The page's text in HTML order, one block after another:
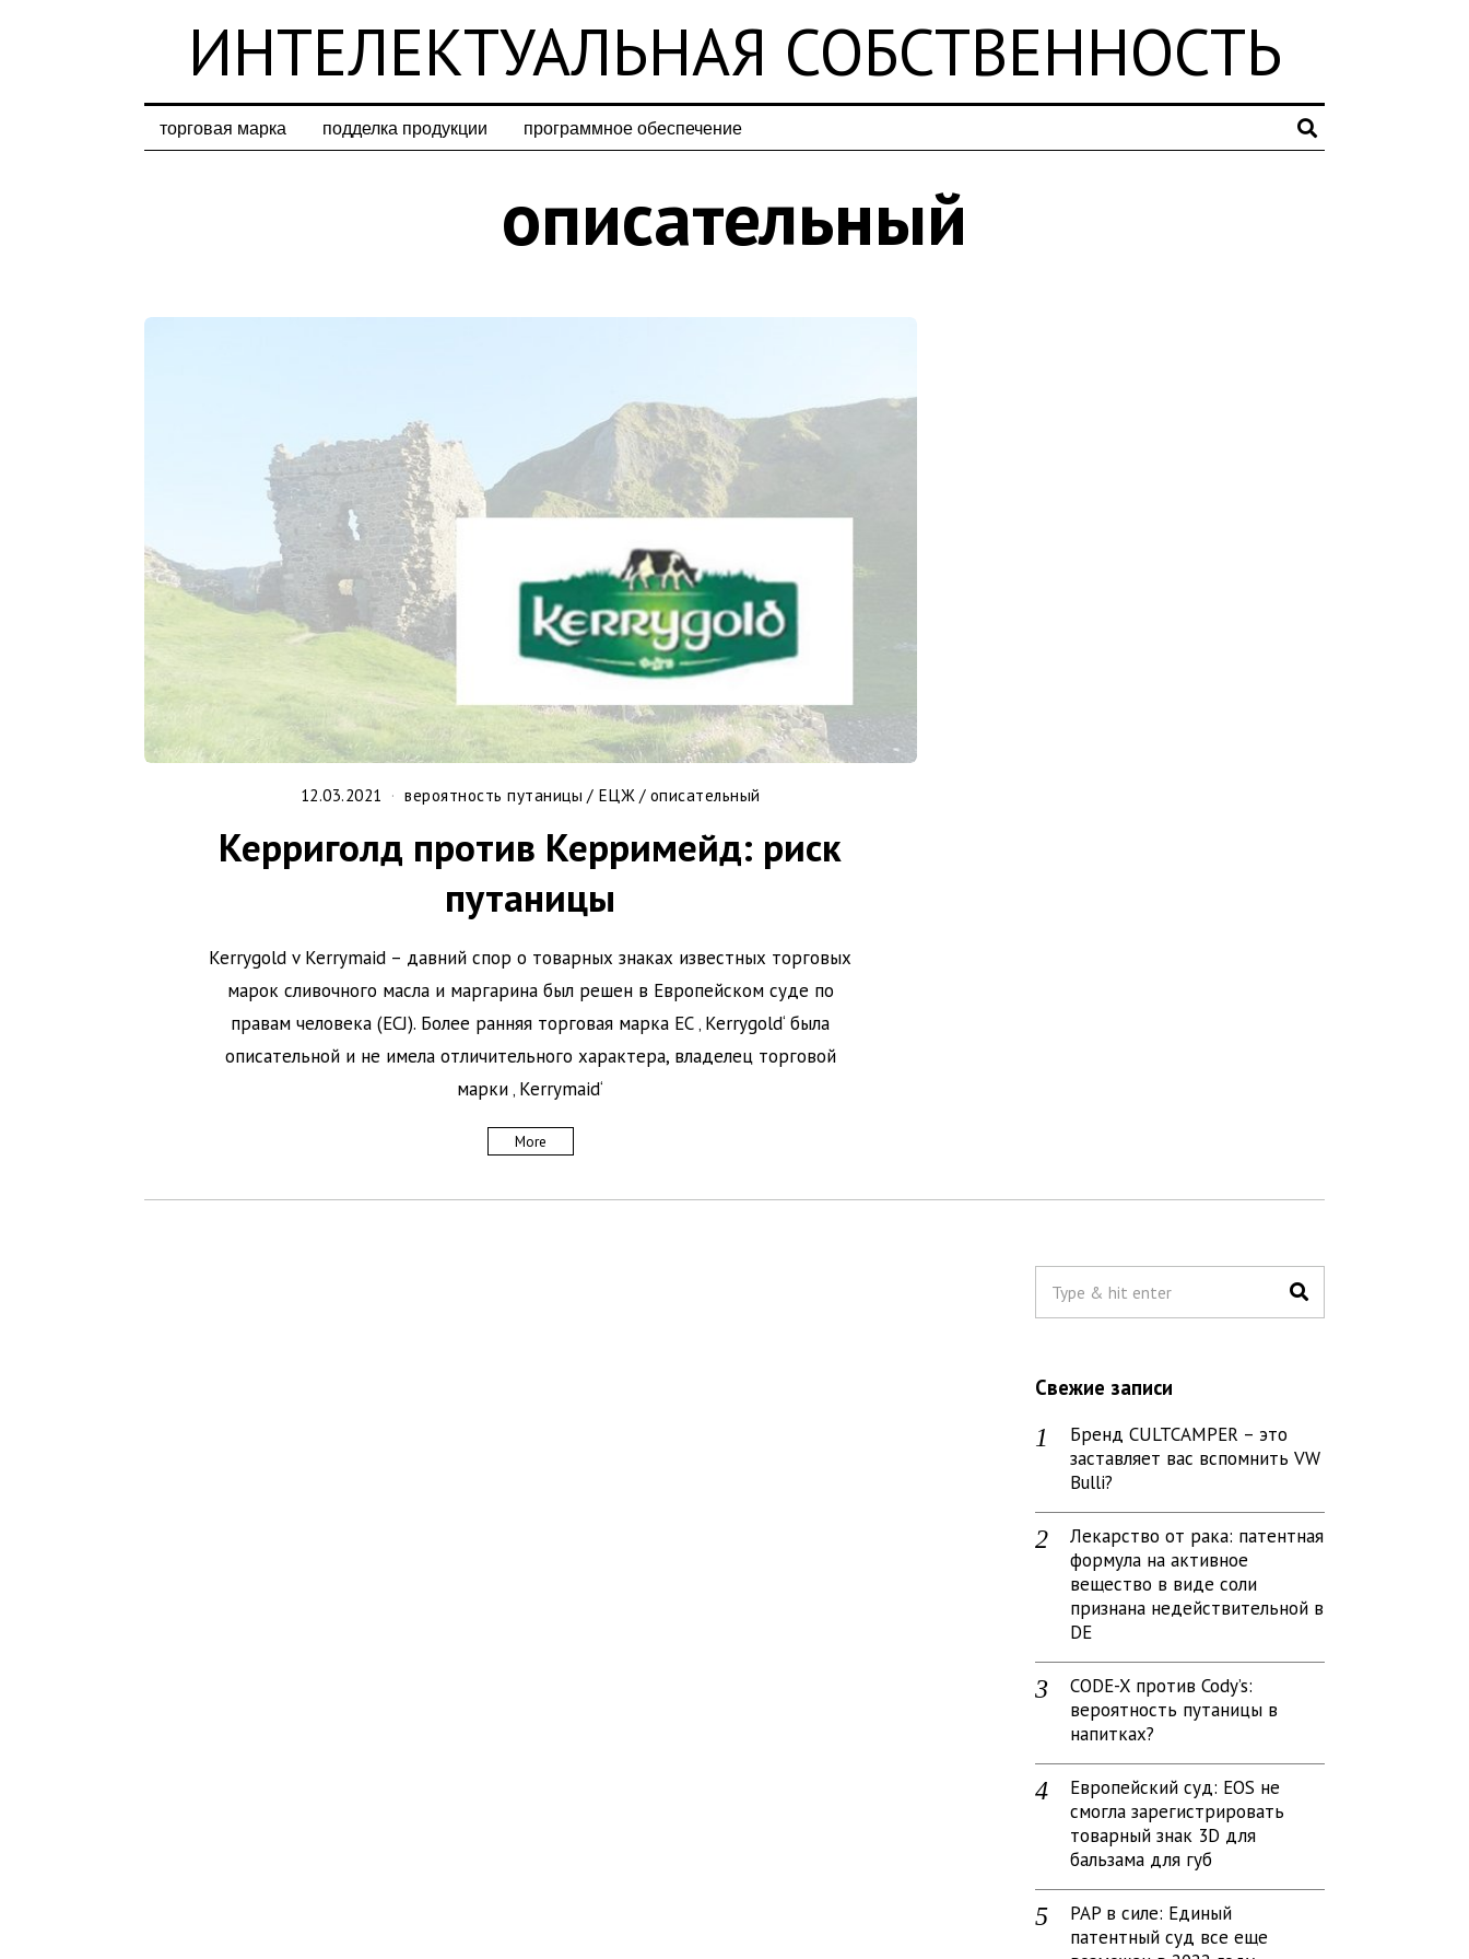
ИНТЕЛЕКТУАЛЬНАЯ СОБСТВЕННОСТЬ
торговая марка подделка продукции программное обеспечение
описательный
12.03.2021 вероятность путаницы / ЕЦЖ / описательный
Керриголд против Керримейд: риск
путаницы
Kerrygold v Kerrymaid – давний спор о товарных знаках известных торговых
марок сливочного масла и маргарина был решен в Европейском суде по
правам человека (ECJ). Более ранняя торговая марка ЕС ‚ Kerrygold‘ была
описательной и не имела отличительного характера, владелец торговой
марки ‚ Kerrymaid‘
More
Свежие записи
Бренд CULTCAMPER – это
заставляет вас вспомнить VW
Bulli?
Лекарство от рака: патентная
формула на активное
вещество в виде соли
признана недействительной в
DE
CODE-X против Cody’s:
вероятность путаницы в
напитках?
Европейский суд: EOS не
смогла зарегистрировать
товарный знак 3D для
бальзама для губ
PAP в силе: Единый
патентный суд все еще